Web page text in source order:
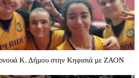
Κ. Δήμου στην Κηφισιά με ΖΑΟΝ